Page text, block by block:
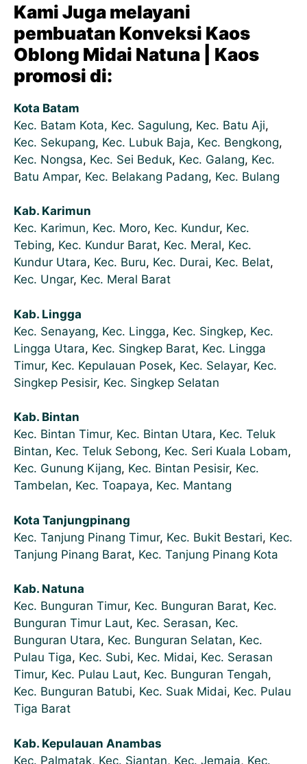
Kami Juga melayani
pembuatan Konveksi Kaos
Oblong Midai Natuna | Kaos
promosi di:
Kota Batam
Kec. Batam Kota, Kec. Sagulung, Kec. Batu Aji,
Kec. Sekupang, Kec. Lubuk Baja, Kec. Bengkong,
Kec. Nongsa, Kec. Sei Beduk, Kec. Galang, Kec.
Batu Ampar, Kec. Belakang Padang, Kec. Bulang
Kab. Karimun
Kec. Karimun, Kec. Moro, Kec. Kundur, Kec.
Tebing, Kec. Kundur Barat, Kec. Meral, Kec.
Kundur Utara, Kec. Buru, Kec. Durai, Kec. Belat,
Kec. Ungar, Kec. Meral Barat
Kab. Lingga
Kec. Senayang, Kec. Lingga, Kec. Singkep, Kec.
Lingga Utara, Kec. Singkep Barat, Kec. Lingga
Timur, Kec. Kepulauan Posek, Kec. Selayar, Kec.
Singkep Pesisir, Kec. Singkep Selatan
Kab. Bintan
Kec. Bintan Timur, Kec. Bintan Utara, Kec. Teluk
Bintan, Kec. Teluk Sebong, Kec. Seri Kuala Lobam,
Kec. Gunung Kijang, Kec. Bintan Pesisir, Kec.
Tambelan, Kec. Toapaya, Kec. Mantang
Kota Tanjungpinang
Kec. Tanjung Pinang Timur, Kec. Bukit Bestari, Kec.
Tanjung Pinang Barat, Kec. Tanjung Pinang Kota
Kab. Natuna
Kec. Bunguran Timur, Kec. Bunguran Barat, Kec.
Bunguran Timur Laut, Kec. Serasan, Kec.
Bunguran Utara, Kec. Bunguran Selatan, Kec.
Pulau Tiga, Kec. Subi, Kec. Midai, Kec. Serasan
Timur, Kec. Pulau Laut, Kec. Bunguran Tengah,
Kec. Bunguran Batubi, Kec. Suak Midai, Kec. Pulau
Tiga Barat
Kab. Kepulauan Anambas
Kec. Palmatak, Kec. Siantan, Kec. Jemaja, Kec.